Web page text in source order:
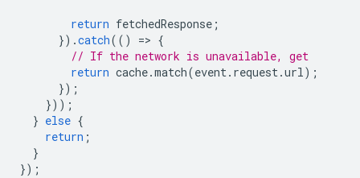
return fetchedResponse ;
}).catch(() => {
// If the network is unavailable, get
return cache.match(event. request.url);
});
}));
} else {
return ;
}
});